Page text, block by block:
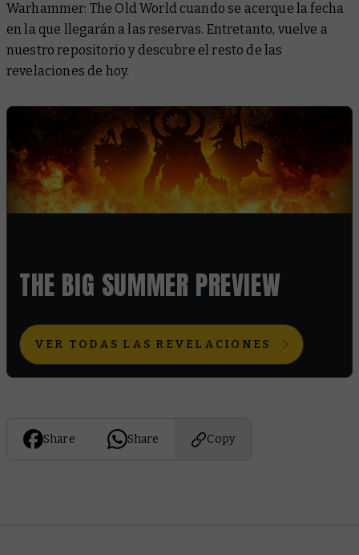
Warhammer: The Old World cuando se acerque la fecha
en la que llegarán a las reservas. Entretanto, vuelve a
nuestro repositorio y descubre el resto de las
revelaciones de hoy.
THE BIG SUMMER PREVIEW
VER TODAS LAS REVELACIONES
Share Share Copy